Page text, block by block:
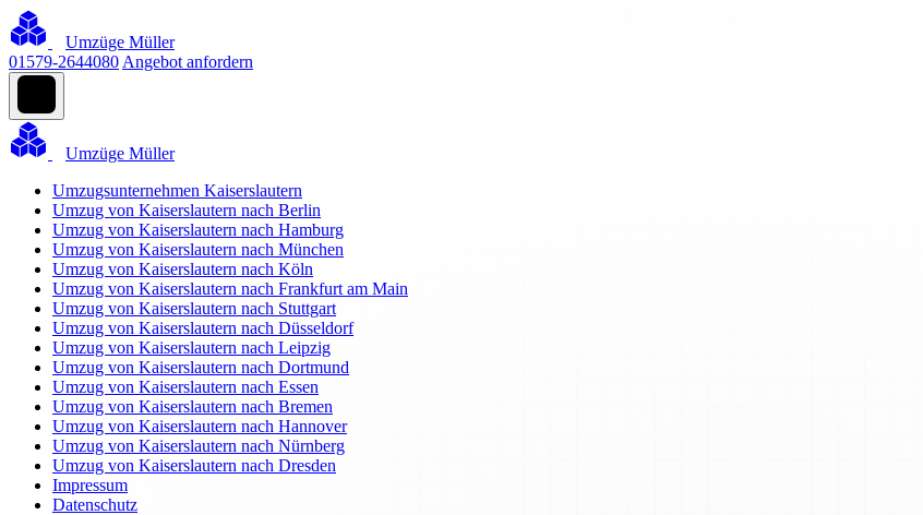
Umzüge Müller
01579-2644080 Angebot anfordern
Umzüge Müller
Umzugsunternehmen Kaiserslautern
Umzug von Kaiserslautern nach Berlin
Umzug von Kaiserslautern nach Hamburg
Umzug von Kaiserslautern nach München
Umzug von Kaiserslautern nach Köln
Umzug von Kaiserslautern nach Frankfurt am Main
Umzug von Kaiserslautern nach Stuttgart
Umzug von Kaiserslautern nach Düsseldorf
Umzug von Kaiserslautern nach Leipzig
Umzug von Kaiserslautern nach Dortmund
Umzug von Kaiserslautern nach Essen
Umzug von Kaiserslautern nach Bremen
Umzug von Kaiserslautern nach Hannover
Umzug von Kaiserslautern nach Nürnberg
Umzug von Kaiserslautern nach Dresden
Impressum
Datenschutz